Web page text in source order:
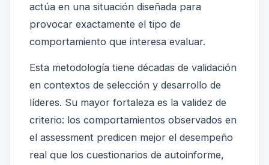
actúa en una situación diseñada para
provocar exactamente el tipo de
comportamiento que interesa evaluar.
Esta metodología tiene décadas de validación
en contextos de selección y desarrollo de
líderes. Su mayor fortaleza es la validez de
criterio: los comportamientos observados en
el assessment predicen mejor el desempeño
real que los cuestionarios de autoinforme,